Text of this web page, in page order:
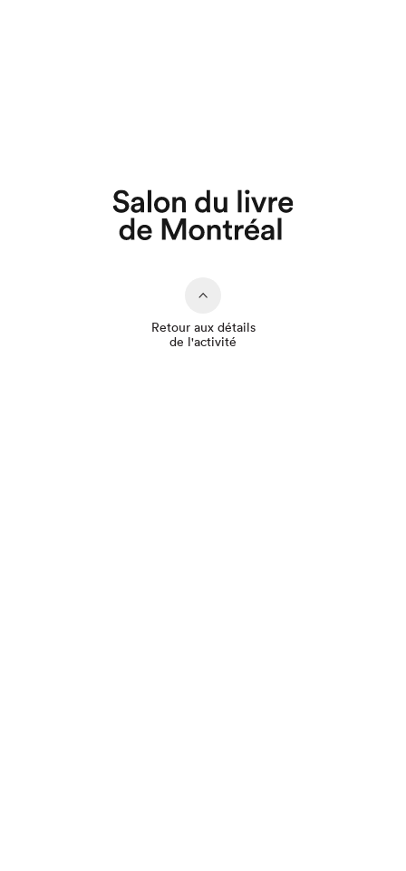
Retour aux détails
de l'activité